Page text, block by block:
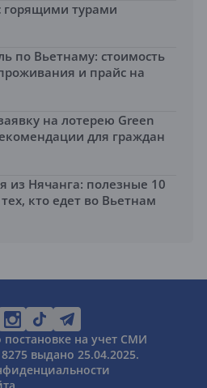
горящими турами
по Вьетнаму: стоимость
и прайс на
на лотерею Green
для граждан
из Нячанга: полезные 10
кто едет во Вьетнам
постановке на учет СМИ
выдано 25.04.2025.